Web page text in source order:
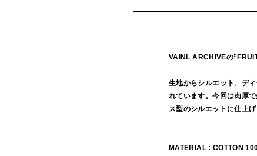
VAINL ARCHIVEの
生地からシルエット、デ
れています。今回は肉厚
ス型のシルエットに仕上
MATERIAL : COTTON